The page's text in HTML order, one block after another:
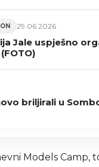
29.06.2026
Jale uspješno
briljirali u
Models Camp,